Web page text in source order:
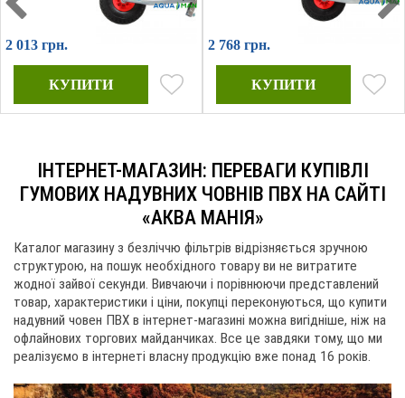
2 013 грн. 2 768 грн.
ІНТЕРНЕТ-МАГАЗИН: ПЕРЕВАГИ КУПІВЛІ
ГУМОВИХ НАДУВНИХ ЧОВНІВ ПВХ НА САЙТІ
«АКВА МАНІЯ»
Каталог магазину з безліччю фільтрів відрізняється зручною
структурою, на пошук необхідного товару ви не витратите
жодної зайвої секунди. Вивчаючи і порівнюючи представлений
товар, характеристики і ціни, покупці переконуються, що купити
надувний човен ПВХ в інтернет-магазині можна вигідніше, ніж на
офлайнових торгових майданчиках. Все це завдяки тому, що ми
реалізуємо в інтернеті власну продукцію вже понад 16 років.